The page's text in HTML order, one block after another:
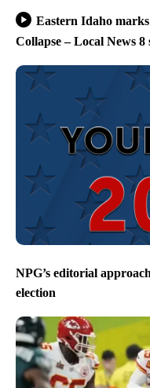
Eastern Idaho
Collapse – Local News
NPG’s editorial
election